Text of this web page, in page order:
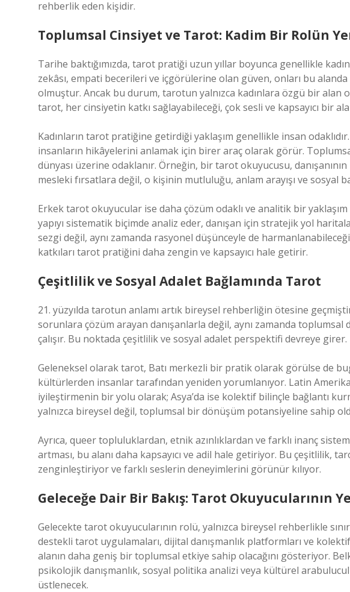
rehberlik eden kişidir.
Toplumsal Cinsiyet ve Tarot: Kadim Bir Rolün
Tarihe baktığımızda, tarot pratiği uzun yıllar boyunca genellikle
zekâsı, empati becerileri ve içgörülerine olan güven, onları bu
olmuştur. Ancak bu durum, tarotun yalnızca kadınlara özgü bir alan
tarot, her cinsiyetin katkı sağlayabileceği, çok sesli ve kapsayıcı bir
Kadınların tarot pratiğine getirdiği yaklaşım genellikle insan
insanların hikâyelerini anlamak için birer araç olarak görür.
dünyası üzerine odaklanır. Örneğin, bir tarot okuyucusu,
mesleki fırsatlara değil, o kişinin mutluluğu, anlam arayışı ve sosyal
Erkek tarot okuyucular ise daha çözüm odaklı ve analitik bir
yapıyı sistematik biçimde analiz eder, danışan için stratejik yol
sezgi değil, aynı zamanda rasyonel düşünceyle de
katkıları tarot pratiğini daha zengin ve kapsayıcı hale getirir.
Çeşitlilik ve Sosyal Adalet Bağlamında Tarot
21. yüzyılda tarotun anlamı artık bireysel rehberliğin ötesine
sorunlara çözüm arayan danışanlarla değil, aynı zamanda toplumsal
çalışır. Bu noktada çeşitlilik ve sosyal adalet perspektifi devreye girer.
Geleneksel olarak tarot, Batı merkezli bir pratik olarak görülse de
kültürlerden insanlar tarafından yeniden yorumlanıyor. Latin
iyileştirmenin bir yolu olarak; Asya’da ise kolektif bilinçle bağlantı
yalnızca bireysel değil, toplumsal bir dönüşüm potansiyeline sahip
Ayrıca, queer topluluklardan, etnik azınlıklardan ve farklı inanç
artması, bu alanı daha kapsayıcı ve adil hale getiriyor. Bu çeşitlilik,
zenginleştiriyor ve farklı seslerin deneyimlerini görünür kılıyor.
Geleceğe Dair Bir Bakış: Tarot Okuyucularının
Gelecekte tarot okuyucularının rolü, yalnızca bireysel rehberlikle
destekli tarot uygulamaları, dijital danışmanlık platformları ve
alanın daha geniş bir toplumsal etkiye sahip olacağını gösteriyor.
psikolojik danışmanlık, sosyal politika analizi veya kültürel
üstlenecek.